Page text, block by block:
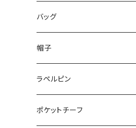
50/XL～
48/L
50/XL～
46/M
48/L
50/XL～
～25.5cm
26cm～
27cm～
28cm～
バッグ
帽子
ラペルピン
ポケットチーフ